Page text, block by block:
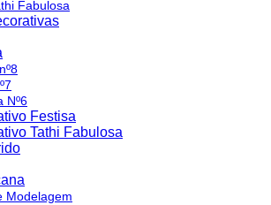
Fabulosa
Nº6
Festisa
Tathi Fabulosa
Modelagem